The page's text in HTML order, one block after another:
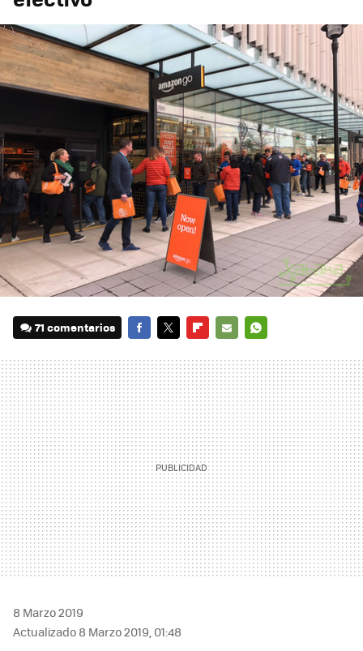
71 comentarios
MAIL
8 Marzo 2019
Actualizado 8 Marzo 2019, 01:48